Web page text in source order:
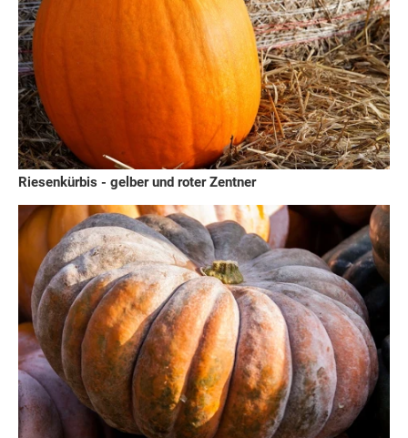
Riesenkürbis - gelber und roter Zentner